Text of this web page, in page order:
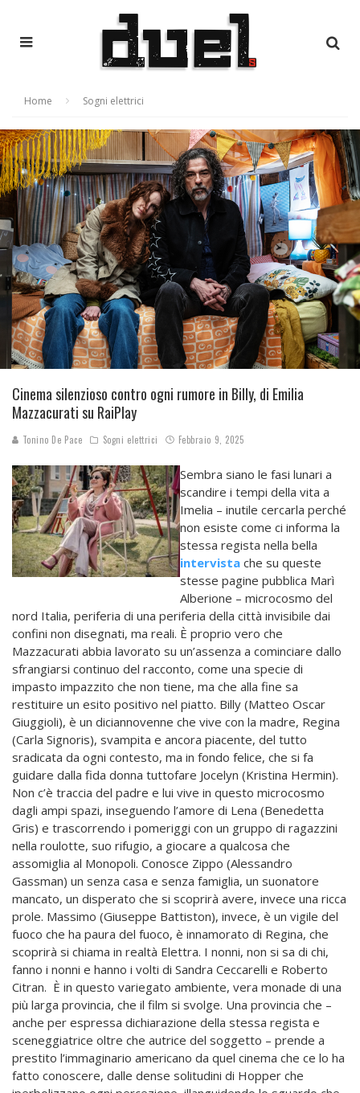
Home Sogni elettrici
Cinema silenzioso contro ogni rumore in Billy, di Emilia
Mazzacurati su RaiPlay
Tonino De Pace Sogni elettrici Febbraio 9, 2025
Sembra siano le fasi lunari a
scandire i tempi della vita a
Imelia – inutile cercarla perché
non esiste come ci informa la
stessa regista nella bella
intervista che su queste
stesse pagine pubblica Marì
Alberione – microcosmo del
nord Italia, periferia di una periferia della città invisibile dai
confini non disegnati, ma reali. È proprio vero che
Mazzacurati abbia lavorato su un’assenza a cominciare dallo
sfrangiarsi continuo del racconto, come una specie di
impasto impazzito che non tiene, ma che alla fine sa
restituire un esito positivo nel piatto. Billy (Matteo Oscar
Giuggioli), è un diciannovenne che vive con la madre, Regina
(Carla Signoris), svampita e ancora piacente, del tutto
sradicata da ogni contesto, ma in fondo felice, che si fa
guidare dalla fida donna tuttofare Jocelyn (Kristina Hermin).
Non c’è traccia del padre e lui vive in questo microcosmo
dagli ampi spazi, inseguendo l’amore di Lena (Benedetta
Gris) e trascorrendo i pomeriggi con un gruppo di ragazzini
nella roulotte, suo rifugio, a giocare a qualcosa che
assomiglia al Monopoli. Conosce Zippo (Alessandro
Gassman) un senza casa e senza famiglia, un suonatore
mancato, un disperato che si scoprirà avere, invece una ricca
prole. Massimo (Giuseppe Battiston), invece, è un vigile del
fuoco che ha paura del fuoco, è innamorato di Regina, che
scoprirà si chiama in realtà Elettra. I nonni, non si sa di chi,
fanno i nonni e hanno i volti di Sandra Ceccarelli e Roberto
Citran. È in questo variegato ambiente, vera monade di una
più larga provincia, che il film si svolge. Una provincia che –
anche per espressa dichiarazione della stessa regista e
sceneggiatrice oltre che autrice del soggetto – prende a
prestito l’immaginario americano da quel cinema che ce lo ha
fatto conoscere, dalle dense solitudini di Hopper che